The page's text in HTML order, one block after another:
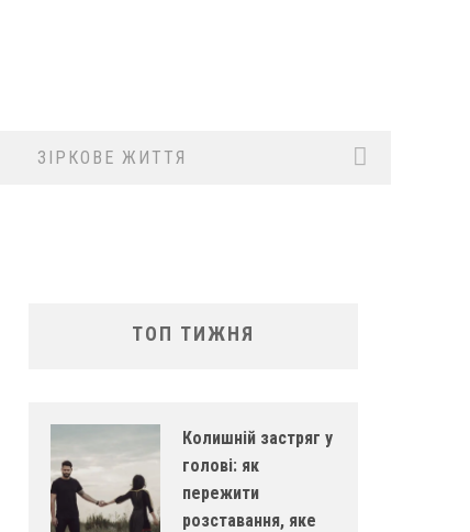
ЗІРКОВЕ ЖИТТЯ
ТОП ТИЖНЯ
Колишній застряг у
голові: як
пережити
розставання, яке